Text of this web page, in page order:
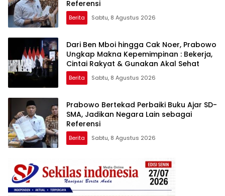
Referensi
Berita Sabtu, 8 Agustus 2026
Dari Ben Mboi hingga Cak Noer, Prabowo
Ungkap Makna Kepemimpinan : Bekerja,
Cintai Rakyat & Gunakan Akal Sehat
Berita Sabtu, 8 Agustus 2026
Prabowo Bertekad Perbaiki Buku Ajar SD-
SMA, Jadikan Negara Lain sebagai
Referensi
Berita Sabtu, 8 Agustus 2026